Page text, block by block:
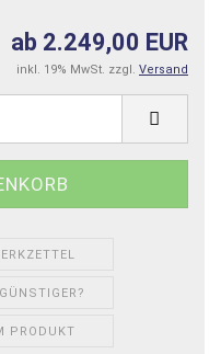
ab 2.249,00 EUR
inkl. 19% MwSt. zzgl. Versand
PRODUKT